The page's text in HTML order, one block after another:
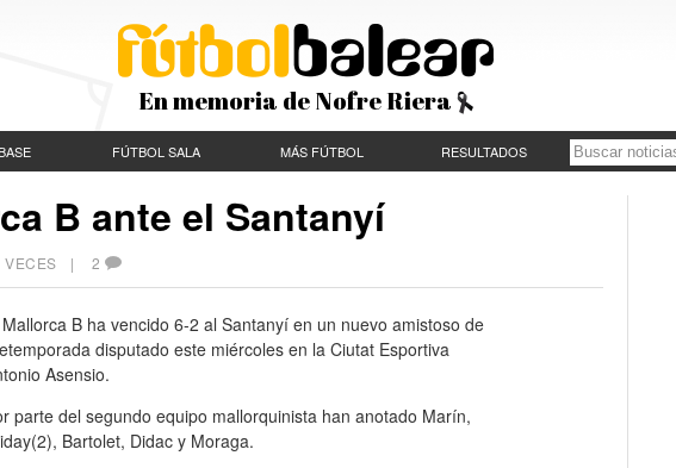
En memoria de Nofre Riera
FÚTBOL SALA MÁS FÚTBOL RESULTADOS
B ante el Santanyí
VECES | 2
Mallorca B ha vencido 6-2 al Santanyí en un nuevo amistoso de
disputado este miércoles en la Ciutat Esportiva
Asensio.
parte del segundo equipo mallorquinista han anotado Marín,
Bartolet, Didac y Moraga.